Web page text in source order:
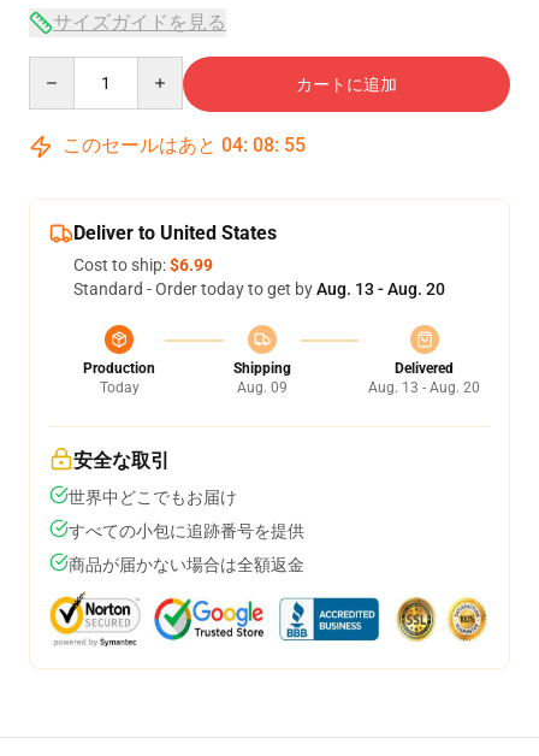
サイズガイドを見る
カートに追加
このセールはあと 04: 08: 55
Deliver to United States
Cost to ship:$6.99
Standard - Order today to get byAug. 13 - Aug. 20
Production
Today
Shipping
Aug. 09
Delivered
Aug. 13 - Aug. 20
安全な取引
世界中どこでもお届け
すべての小包に追跡番号を提供
商品が届かない場合は全額返金